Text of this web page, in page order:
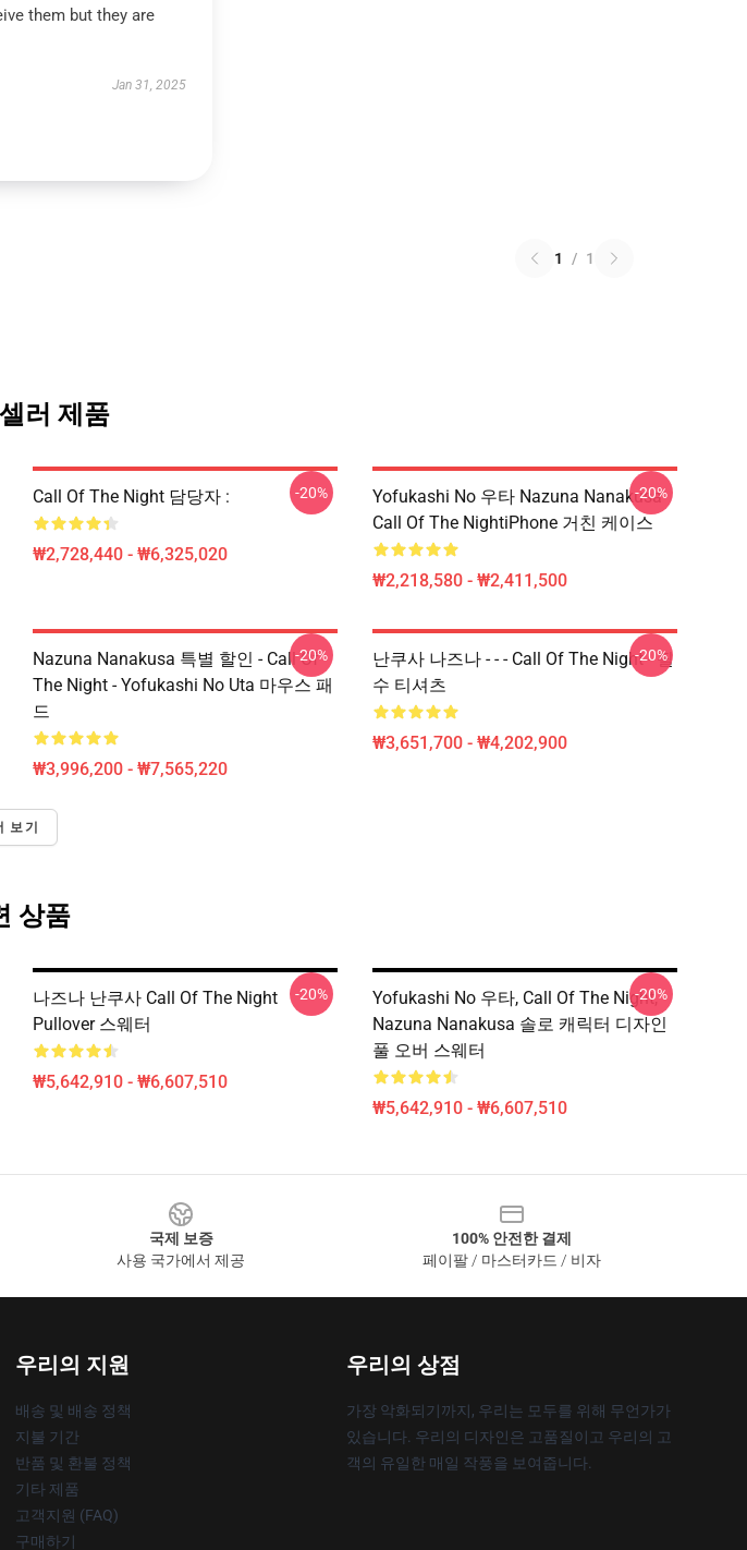
them but they are
Jan 31, 2025
1 / 1
러 제품
Call Of The Night 담당자 :
₩2,728,440 - ₩6,325,020
-20%
Yofukashi No 우타 Nazuna Nanakusa
Call Of The NightiPhone 거친 케이스
₩2,218,580 - ₩2,411,500
-20%
Nazuna Nanakusa 특별 할인 - Call Of
The Night - Yofukashi No Uta 마우스 패
드
₩3,996,200 - ₩7,565,220
-20%
난쿠사 나즈나 - - - Call Of The Night - 필
수 티셔츠
₩3,651,700 - ₩4,202,900
-20%
보기
상품
나즈나 난쿠사 Call Of The Night
Pullover 스웨터
₩5,642,910 - ₩6,607,510
-20%
Yofukashi No 우타, Call Of The Night,
Nazuna Nanakusa 솔로 캐릭터 디자인
풀 오버 스웨터
₩5,642,910 - ₩6,607,510
-20%
국제 보증
사용 국가에서 제공
100% 안전한 결제
페이팔 / 마스터카드 / 비자
우리의 지원
배송 및 배송 정책
지불 기간
반품 및 환불 정책
기타 제품
고객지원 (FAQ)
구매하기
우리의 상점
가장 악화되기까지, 우리는 모두를 위해 무언가가
있습니다. 우리의 디자인은 고품질이고 우리의 고
객의 유일한 매일 작풍을 보여줍니다.